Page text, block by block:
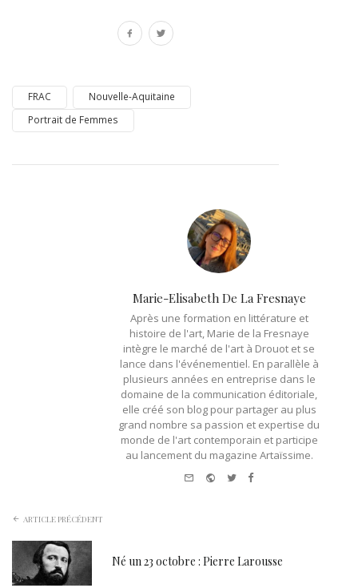
FRAC
Nouvelle-Aquitaine
Portrait de Femmes
Marie-Elisabeth De La Fresnaye
Après une formation en littérature et
histoire de l'art, Marie de la Fresnaye
intègre le marché de l'art à Drouot et se
lance dans l'événementiel. En parallèle à
plusieurs années en entreprise dans le
domaine de la communication éditoriale,
elle créé son blog pour partager au plus
grand nombre sa passion et expertise du
monde de l'art contemporain et participe
au lancement du magazine Artaïssime.
Website
TwitterFacebook
ARTICLE PRÉCÉDENT
Né un 23 octobre : Pierre Larousse